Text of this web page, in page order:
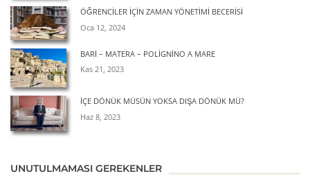
ÖĞRENCILER İÇIN ZAMAN YÖNETIMI BECERISI
Oca 12, 2024
BARİ – MATERA – POLİGNİNO A MARE
Kas 21, 2023
İÇE DÖNÜK MÜSÜN YOKSA DIŞA DÖNÜK MÜ?
Haz 8, 2023
UNUTULMAMASI GEREKENLER